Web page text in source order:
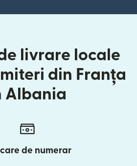
livrare locale
din Franța
Albania
de numerar